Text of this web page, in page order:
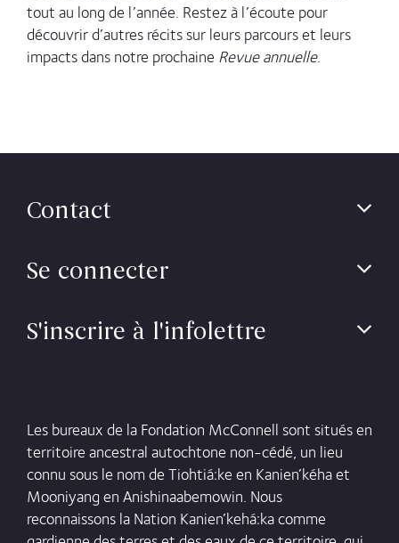
tout au long de l’année. Restez à l’écoute pour
découvrir d’autres récits sur leurs parcours et leurs
impacts dans notre prochaine Revue annuelle.
Contact
Se connecter
S'inscrire à l'infolettre
Les bureaux de la Fondation McConnell sont situés en
territoire ancestral autochtone non-cédé, un lieu
connu sous le nom de Tiohtiá:ke en Kanien’kéha et
Mooniyang en Anishinaabemowin. Nous
reconnaissons la Nation Kanien’kehá:ka comme